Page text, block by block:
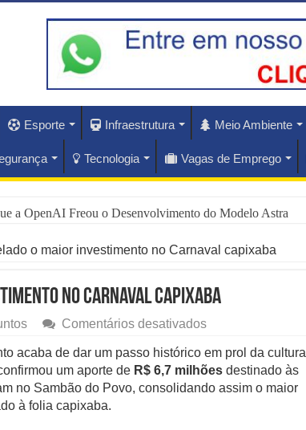
Esporte Infraestrutura Meio Ambiente
Tecnologia Vagas de Emprego
a OpenAI Freou o Desenvolvimento do Modelo Astra
do Amistoso Bayern x Aston Villa em Hong Kong
Dominam Hoje as Apostas do Mercado Financeiro
Senador Investigado: O Que Mudou na Operação INSS
o maior investimento no Carnaval capixaba
no Carnaval capixaba
Comentários desativadosem
o
maior
investimento
no
acaba de dar um passo histórico em prol da cultura
um aporte de R$ 6,7 milhõesdestinado às
no Sambão do Povo, consolidando assim o maior
à folia capixaba.